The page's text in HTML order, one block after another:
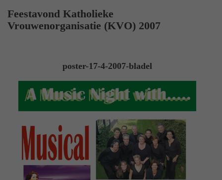
Feestavond Katholieke
Vrouwenorganisatie (KVO) 2007
poster-17-4-2007-bladel